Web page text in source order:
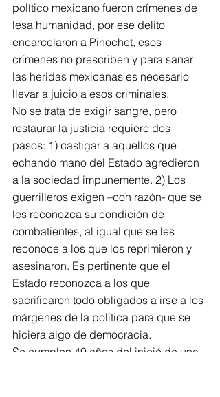
político mexicano fueron crímenes de
lesa humanidad, por ese delito
encarcelaron a Pinochet, esos
crímenes no prescriben y para sanar
las heridas mexicanas es necesario
llevar a juicio a esos criminales.
No se trata de exigir sangre, pero
restaurar la justicia requiere dos
pasos: 1) castigar a aquellos que
echando mano del Estado agredieron
a la sociedad impunemente. 2) Los
guerrilleros exigen –con razón- que se
les reconozca su condición de
combatientes, al igual que se les
reconoce a los que los reprimieron y
asesinaron. Es pertinente que el
Estado reconozca a los que
sacrificaron todo obligados a irse a los
márgenes de la política para que se
hiciera algo de democracia.
Se cumplen 49 años del inició de una